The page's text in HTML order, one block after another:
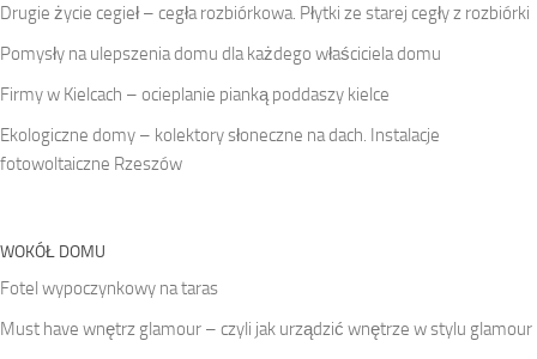
Drugie życie cegieł – cegła rozbiórkowa. Płytki ze starej cegły z rozbiórki
Pomysły na ulepszenia domu dla każdego właściciela domu
Firmy w Kielcach – ocieplanie pianką poddaszy kielce
Ekologiczne domy – kolektory słoneczne na dach. Instalacje
fotowoltaiczne Rzeszów
WOKÓŁ DOMU
Fotel wypoczynkowy na taras
Must have wnętrz glamour – czyli jak urządzić wnętrze w stylu glamour